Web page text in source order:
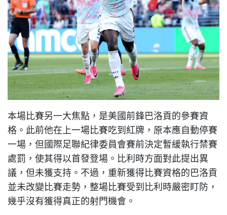
本場比賽另一大焦點，是美國前鋒巴洛貢的參賽資
格。此前他在上一場比賽吃到紅牌，原本應自動停賽
一場，但國際足聯紀律委員會賽前決定暫緩執行禁賽
處罰，使其得以首發登場。比利時方面對此提出異
議，但未獲支持。不過，重新獲得比賽資格的巴洛貢
並未改變比賽走勢，整場比賽受到比利時嚴密盯防，
幾乎沒有獲得真正的射門機會。